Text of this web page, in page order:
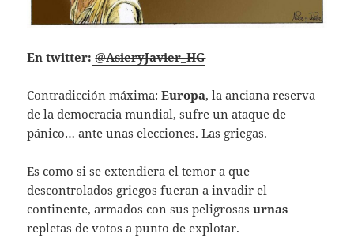
En twitter: ‏@AsieryJavier_HG
Contradicción máxima:Europa, la anciana reserva
de la democracia mundial, sufre un ataque de
pánico… ante unas elecciones. Las griegas.
Es como si se extendiera el temor a que
descontrolados griegos fueran a invadir el
continente, armados con sus peligrosasurnas
repletas de votos a punto de explotar.